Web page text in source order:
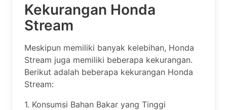
Kekurangan Honda
Stream
Meskipun memiliki banyak kelebihan, Honda
Stream juga memiliki beberapa kekurangan.
Berikut adalah beberapa kekurangan Honda
Stream:
1. Konsumsi Bahan Bakar yang Tinggi